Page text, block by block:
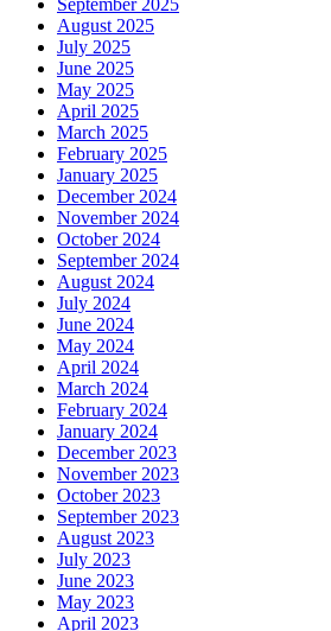
September 2025
August 2025
July 2025
June 2025
May 2025
April 2025
March 2025
February 2025
January 2025
December 2024
November 2024
October 2024
September 2024
August 2024
July 2024
June 2024
May 2024
April 2024
March 2024
February 2024
January 2024
December 2023
November 2023
October 2023
September 2023
August 2023
July 2023
June 2023
May 2023
April 2023